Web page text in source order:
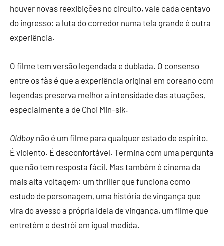
houver novas reexibições no circuito, vale cada centavo
do ingresso: a luta do corredor numa tela grande é outra
experiência.
O filme tem versão legendada e dublada. O consenso
entre os fãs é que a experiência original em coreano com
legendas preserva melhor a intensidade das atuações,
especialmente a de Choi Min-sik.
Oldboy não é um filme para qualquer estado de espírito.
É violento. É desconfortável. Termina com uma pergunta
que não tem resposta fácil. Mas também é cinema da
mais alta voltagem: um thriller que funciona como
estudo de personagem, uma história de vingança que
vira do avesso a própria ideia de vingança, um filme que
entretém e destrói em igual medida.